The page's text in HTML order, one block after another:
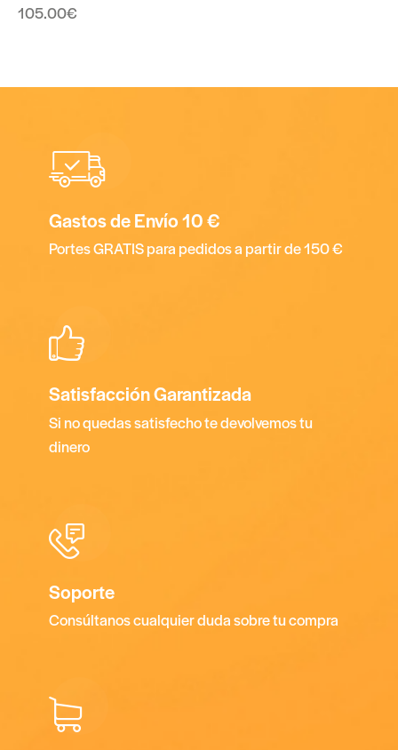
105.00€
Gastos de Envío 10 €
Portes GRATIS para pedidos a partir de 150 €
Satisfacción Garantizada
Si no quedas satisfecho te devolvemos tu
dinero
Soporte
Consúltanos cualquier duda sobre tu compra